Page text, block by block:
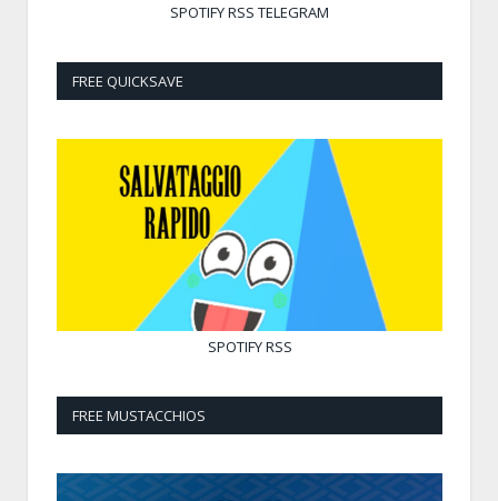
SPOTIFYRSS TELEGRAM
FREE QUICKSAVE
SPOTIFYRSS
FREE MUSTACCHIOS